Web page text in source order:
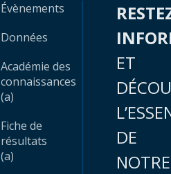
Évènements
Données
Académie des
connaissances
(a)
Fiche de
résultats
(a)
ET
DE
NOTRE